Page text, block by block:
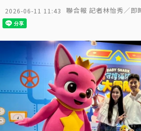
2026-06-11 11:43 聯合報 記者林怡秀／即